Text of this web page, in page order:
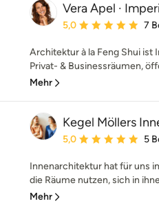
Vera Apel ·
Durchschnittliche
5,0 7
Architektur à la Feng Shui ist
Privat- & Businessräumen,
Mehr
Kegel Möllers
Durchschnittliche
5,0 5
Innenarchitektur hat für uns
die Räume nutzen, sich in
Mehr